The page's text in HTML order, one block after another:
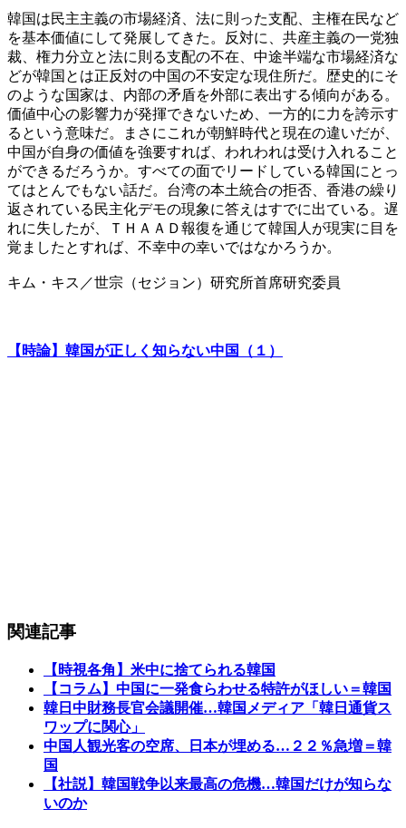
韓国は民主主義の市場経済、法に則った支配、主権在民など
を基本価値にして発展してきた。反対に、共産主義の一党独
裁、権力分立と法に則る支配の不在、中途半端な市場経済な
どが韓国とは正反対の中国の不安定な現住所だ。歴史的にそ
のような国家は、内部の矛盾を外部に表出する傾向がある。
価値中心の影響力が発揮できないため、一方的に力を誇示す
るという意味だ。まさにこれが朝鮮時代と現在の違いだが、
中国が自身の価値を強要すれば、われわれは受け入れること
ができるだろうか。すべての面でリードしている韓国にとっ
てはとんでもない話だ。台湾の本土統合の拒否、香港の繰り
返されている民主化デモの現象に答えはすでに出ている。遅
れに失したが、ＴＨＡＡＤ報復を通じて韓国人が現実に目を
覚ましたとすれば、不幸中の幸いではなかろうか。
キム・キス／世宗（セジョン）研究所首席研究委員
【時論】韓国が正しく知らない中国（１）
関連記事
【時視各角】米中に捨てられる韓国
【コラム】中国に一発食らわせる特許がほしい＝韓国
韓日中財務長官会議開催…韓国メディア「韓日通貨ス
ワップに関心」
中国人観光客の空席、日本が埋める…２２％急増＝韓
国
【社説】韓国戦争以来最高の危機…韓国だけが知らな
いのか